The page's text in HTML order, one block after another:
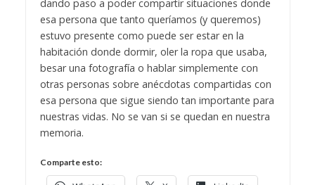
dando paso a poder compartir situaciones donde
esa persona que tanto queríamos (y queremos)
estuvo presente como puede ser estar en la
habitación donde dormir, oler la ropa que usaba,
besar una fotografía o hablar simplemente con
otras personas sobre anécdotas compartidas con
esa persona que sigue siendo tan importante para
nuestras vidas. No se van si se quedan en nuestra
memoria.
Comparte esto: